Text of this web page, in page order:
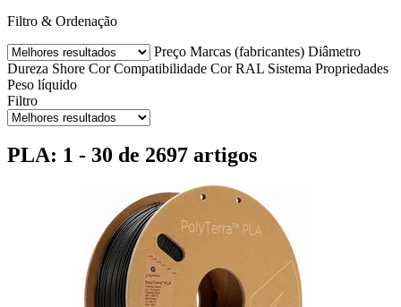
Filtro & Ordenação
Preço Marcas (fabricantes) Diâmetro
Dureza Shore Cor Compatibilidade Cor RAL Sistema Propriedades
Peso líquido
Filtro
PLA: 1 - 30 de 2697 artigos